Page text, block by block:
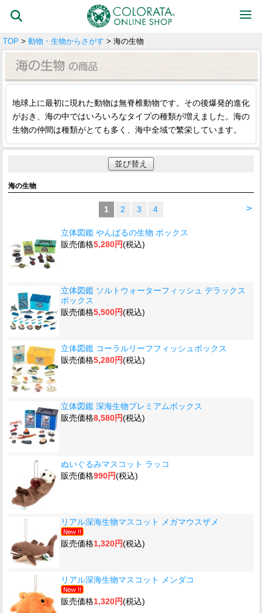
TOP > 動物・生物からさがす > 海の生物
地球上に最初に現れた動物は無脊椎動物です。その後爆発的進化
がおき、海の中ではいろいろなタイプの種類が増えました。海の
生物の仲間は種類がとても多く、海中全域で繁栄しています。
並び替え
海の生物
>
1 2 3 4
立体図鑑 やんばるの生物 ボックス
販売価格5,280円(税込)
立体図鑑 ソルトウォーターフィッシュ デラックス
ボックス
販売価格5,500円(税込)
立体図鑑 コーラルリーフフィッシュボックス
販売価格5,280円(税込)
立体図鑑 深海生物プレミアムボックス
販売価格8,580円(税込)
ぬいぐるみマスコット ラッコ
販売価格990円(税込)
リアル深海生物マスコット メガマウスザメ
販売価格1,320円(税込)
リアル深海生物マスコット メンダコ
販売価格1,320円(税込)